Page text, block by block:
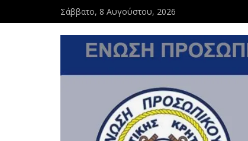
Σάββατο, 8 Αυγούστου, 2026